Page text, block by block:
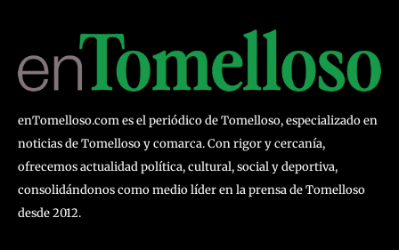
enTomelloso.com es el periódico de Tomelloso, especializado en
noticias de Tomelloso y comarca. Con rigor y cercanía,
ofrecemos actualidad política, cultural, social y deportiva,
consolidándonos como medio líder en la prensa de Tomelloso
desde 2012.